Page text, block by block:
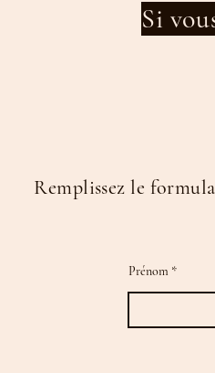
Si
Remplissez le
Prénom